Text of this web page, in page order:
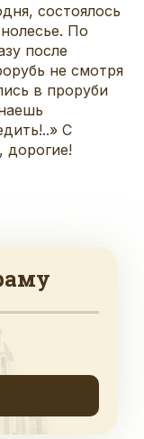
состоялось
По
после
не смотря
в проруби
С
дорогие!